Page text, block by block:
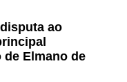
ao
de Elmano de